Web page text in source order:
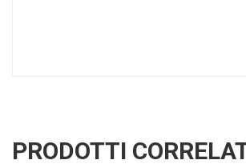
PRODOTTI